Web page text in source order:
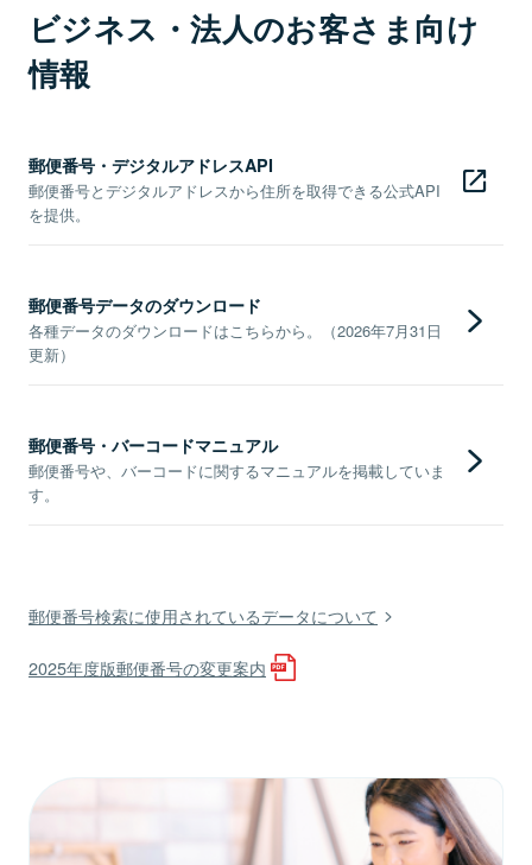
ビジネス・法人のお客さま向け
情報
郵便番号・デジタルアドレスAPI
郵便番号とデジタルアドレスから住所を取得できる公式API
を提供。
郵便番号データのダウンロード
各種データのダウンロードはこちらから。（2026年7月31日
更新）
郵便番号・バーコードマニュアル
郵便番号や、バーコードに関するマニュアルを掲載していま
す。
郵便番号検索に使用されているデータについて
2025年度版郵便番号の変更案内